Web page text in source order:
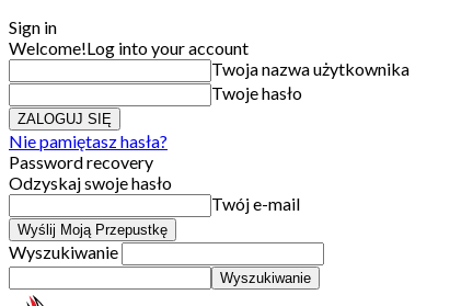
Sign in
Welcome!Log into your account
Twoja nazwa użytkownika
Twoje hasło
Nie pamiętasz hasła?
Password recovery
Odzyskaj swoje hasło
Twój e-mail
Wyszukiwanie